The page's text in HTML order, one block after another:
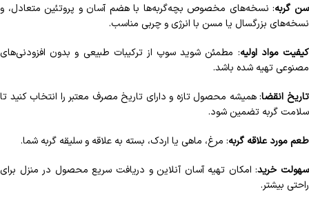
سن گربه: نسخه‌های مخصوص بچه‌گربه‌ها با هضم آسان و پروتئین متعادل، و
نسخه‌های بزرگسال یا مسن با انرژی و چربی مناسب.
کیفیت مواد اولیه: مطمئن شوید سوپ از ترکیبات طبیعی و بدون افزودنی‌های
مصنوعی تهیه شده باشد.
تاریخ انقضا: همیشه محصول تازه و دارای تاریخ مصرف معتبر را انتخاب کنید تا
سلامت گربه تضمین شود.
طعم مورد علاقه گربه: مرغ، ماهی یا اردک، بسته به علاقه و سلیقه گربه شما.
سهولت خرید: امکان تهیه آسان آنلاین و دریافت سریع محصول در منزل برای
راحتی بیشتر.